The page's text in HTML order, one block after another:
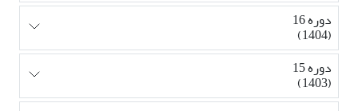
دوره 16
(1404)
دوره 15
(1403)